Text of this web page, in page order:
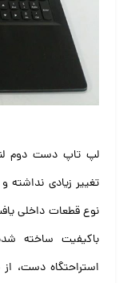
لپ تاپ دست دوم
تغییر زیادی
نوع قطعات داخلی
باکیفیت ساخته
استراحتگاه دست،